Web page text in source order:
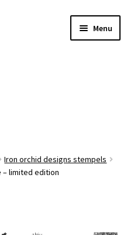
Menu
Iron orchid designs stempels
– limited edition